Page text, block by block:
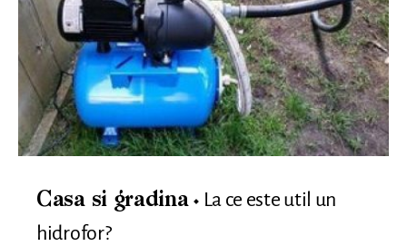
Casa si gradina
La ce este util un
hidrofor?